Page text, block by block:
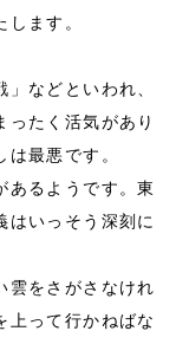
ます。
などといわれ、
たく活気があり
最悪です。
るようです。東
はいっそう深刻に
をさがさなけれ
上って行かねばな